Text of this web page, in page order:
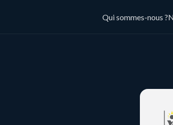
Qui sommes-nous ?